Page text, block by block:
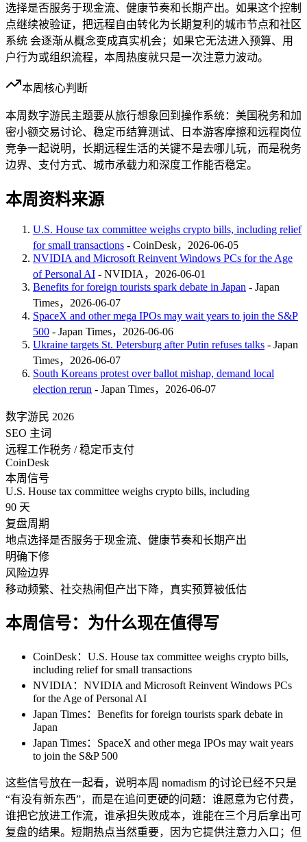
选择是否服务于现金流、健康节奏和长期产出。如果这个控制
点继续被验证，把远程自由转化为长期复利的城市节点和社区
系统 会逐渐从概念变成真实机会；如果它无法进入预算、用
户行为或组织流程，本周热度就只是一次注意力波动。
本周核心判断
本周数字游民主题要从旅行想象回到操作系统：美国税务和加
密小额交易讨论、稳定币结算测试、日本游客摩擦和远程岗位
竞争一起说明，长期远程生活的关键不是去哪儿玩，而是税务
边界、支付方式、城市承载力和深度工作能否稳定。
本周资料来源
U.S. House tax committee weighs crypto bills, including relief
for small transactions - CoinDesk，2026-06-05
NVIDIA and Microsoft Reinvent Windows PCs for the Age
of Personal AI - NVIDIA，2026-06-01
Benefits for foreign tourists spark debate in Japan - Japan
Times，2026-06-07
SpaceX and other mega IPOs may wait years to join the S&P
500 - Japan Times，2026-06-06
Ukraine targets St. Petersburg after Putin refuses talks - Japan
Times，2026-06-07
South Koreans protest over ballot mishap, demand local
election rerun - Japan Times，2026-06-07
数字游民 2026
SEO 主词
远程工作税务 / 稳定币支付
CoinDesk
本周信号
U.S. House tax committee weighs crypto bills, including
90 天
复盘周期
地点选择是否服务于现金流、健康节奏和长期产出
明确下修
风险边界
移动频繁、社交热闹但产出下降，真实预算被低估
本周信号：为什么现在值得写
CoinDesk：U.S. House tax committee weighs crypto bills,
including relief for small transactions
NVIDIA：NVIDIA and Microsoft Reinvent Windows PCs
for the Age of Personal AI
Japan Times：Benefits for foreign tourists spark debate in
Japan
Japan Times：SpaceX and other mega IPOs may wait years
to join the S&P 500
这些信号放在一起看，说明本周 nomadism 的讨论已经不只是
“有没有新东西”，而是在追问更硬的问题：谁愿意为它付费，
谁把它放进工作流，谁承担失败成本，谁能在三个月后拿出可
复盘的结果。短期热点当然重要，因为它提供注意力入口；但